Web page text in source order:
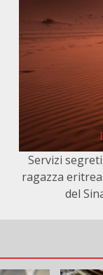
Servizi
ragazza
del